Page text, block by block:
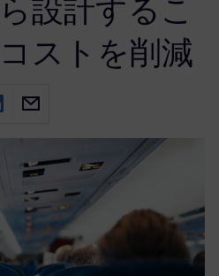
設計するこ
ストを削減